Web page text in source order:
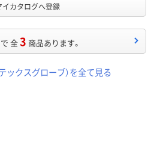
イカタログへ登録
で 全3 商品あります。
ックスグローブ）を全て見る